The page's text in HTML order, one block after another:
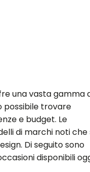
una vasta gamma
possibile trovare
e budget. Le
di marchi noti che
Di seguito sono
disponibili